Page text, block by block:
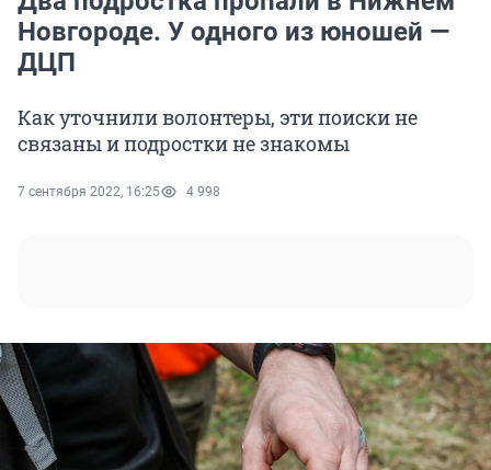
Новгороде. У одного из юношей —
ДЦП
Как уточнили волонтеры, эти поиски не
связаны и подростки не знакомы
7 сентября 2022, 16:25 4 998